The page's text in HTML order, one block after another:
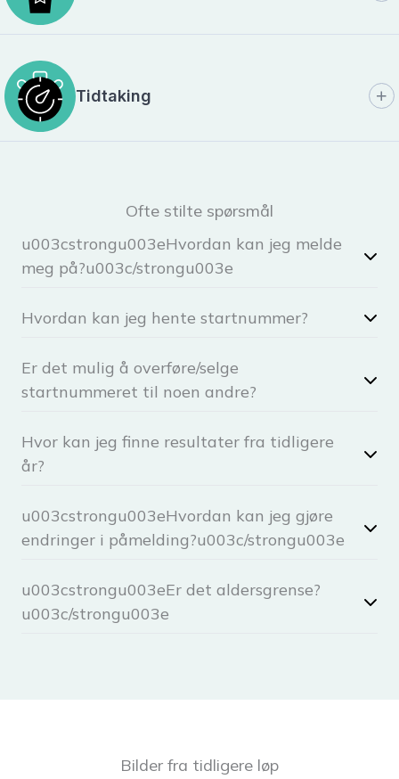
Tidtaking
Ofte stilte spørsmål
u003cstrongu003eHvordan kan jeg melde
meg på?u003c/strongu003e
Hvordan kan jeg hente startnummer?
Er det mulig å overføre/selge
startnummeret til noen andre?
Hvor kan jeg finne resultater fra tidligere
år?
u003cstrongu003eHvordan kan jeg gjøre
endringer i påmelding?u003c/strongu003e
u003cstrongu003eEr det aldersgrense?
u003c/strongu003e
Bilder fra tidligere løp